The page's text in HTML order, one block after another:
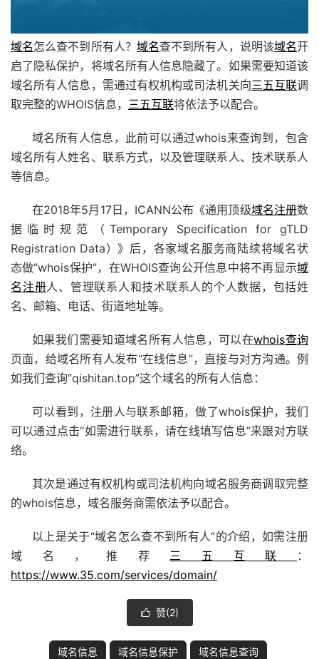
域名怎么查不到所有人？ 域名查不到所有人，说明该域名开
启了隐私保护，将域名所有人信息隐藏了。如果需要知道该
域名所有人信息，需通过有权机构或司法机关向三五互联调
取完整的WHOIS信息， 三五互联将依法予以配合。
域名所有人信息，此前可以通过whois来查询到，包含
域名所有人姓名、联系方式，以及管理联系人、技术联系人
等信息。
在2018年5月17日，ICANN公布《通用顶级域名注册数
据临时规范（Temporary Specification for gTLD
Registration Data）》后，各家域名服务商陆续将域名状
态做“whois保护”，在WHOIS查询公开信息中将不再显示域
名注册人、管理联系人和技术联系人的个人数据，包括姓
名、邮箱、电话、街道地址等。
如果我们需要知道域名所有人信息，可以在whois查询
页面，给域名所有人发布“在线信息”，直接与对方沟通。例
如我们查询“qishitan.top”这个域名的所有人信息：
可以看到，注册人与联系邮箱，做了whois保护，我们
可以通过点击“如需进行联系，请在线填写信息”来跟对方联
络。
其次是通过有权机构或司法机构向域名服务商调取完整
的whois信息，域名服务商需依法予以配合。
以上是关于“域名怎么查不到所有人”的介绍，如需注册
域名，推荐 三五互联
：
https://www.35.com/services/domain/
 赞(2)
域名信息 域名信息保护 域名信息查询